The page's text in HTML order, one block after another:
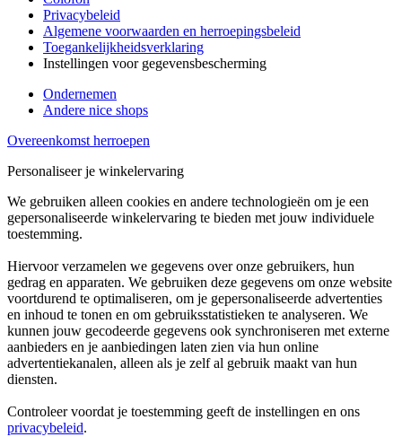
Privacybeleid
Algemene voorwaarden en herroepingsbeleid
Toegankelijkheidsverklaring
Instellingen voor gegevensbescherming
Ondernemen
Andere nice shops
Overeenkomst herroepen
Personaliseer je winkelervaring
We gebruiken alleen cookies en andere technologieën om je een
gepersonaliseerde winkelervaring te bieden met jouw individuele
toestemming.
Hiervoor verzamelen we gegevens over onze gebruikers, hun
gedrag en apparaten. We gebruiken deze gegevens om onze website
voortdurend te optimaliseren, om je gepersonaliseerde advertenties
en inhoud te tonen en om gebruiksstatistieken te analyseren. We
kunnen jouw gecodeerde gegevens ook synchroniseren met externe
aanbieders en je aanbiedingen laten zien via hun online
advertentiekanalen, alleen als je zelf al gebruik maakt van hun
diensten.
Controleer voordat je toestemming geeft de instellingen en ons
privacybeleid.